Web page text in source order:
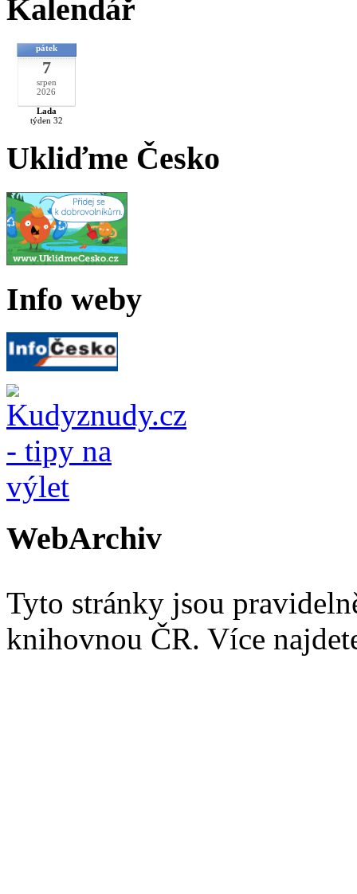
Kalendář
pátek
7
srpen
2026
Lada
týden 32
Ukliďme Česko
Info weby
WebArchiv
Tyto stránky jsou
knihovnou ČR. Více